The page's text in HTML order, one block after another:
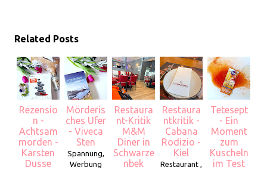
Related Posts
Rezensio
n -
Achtsam
morden -
Karsten
Dusse
Mörderis
ches Ufer
- Viveca
Sten
Spannung,
Werbung
Restaura
nt-Kritik
M&M
Diner in
Schwarze
nbek
Restaura
ntkritik -
Cabana
Rodizio -
Kiel
Restaurant ,
Tetesept
- Ein
Moment
zum
Kuscheln
im Test